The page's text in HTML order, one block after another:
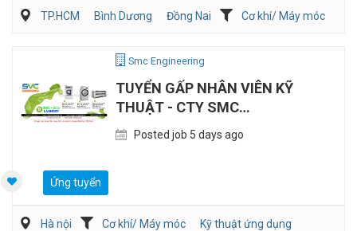
TP.HCM Bình Dương Đồng Nai
Cơ khí/ Máy móc
Smc Engineering
TUYỂN GẤP NHÂN VIÊN KỸ
THUẬT - CTY SMC
ENGINEERING
Posted job 5 days ago
Ứng tuyển
Hà nội Cơ khí/ Máy móc
Kỹ thuật ứng dụng